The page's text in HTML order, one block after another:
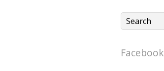
Facebook